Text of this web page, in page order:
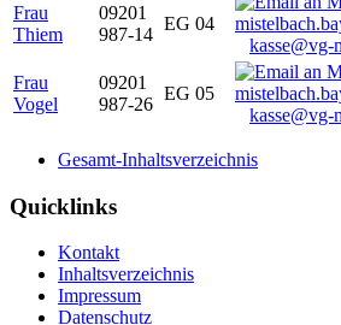
Frau
Thiem
09201
987-14
EG 04
kasse@vg-
Frau
Vogel
09201
987-26
EG 05
kasse@vg-
Gesamt-Inhaltsverzeichnis
Quicklinks
Kontakt
Inhaltsverzeichnis
Impressum
Datenschutz